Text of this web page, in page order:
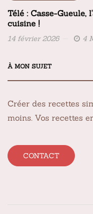
Télé : Casse-Gueule,
cuisine !
14 février 2026 4
À MON SUJET
Créer des recettes
moins. Vos recettes
CONTACT